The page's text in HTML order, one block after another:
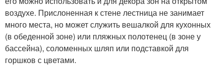
воздухе. Прислоненная к стене лестница не занимает
много места, но может служить вешалкой для кухонных
(в обеденной зоне) или пляжных полотенец (в зоне у
бассейна), соломенных шляп или подставкой для
горшков с цветами.